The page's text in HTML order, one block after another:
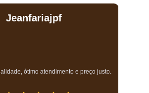
Santana de Parnaíba
Perdizes
Jeanfariajpf
ótimo atendimento e preço justo.